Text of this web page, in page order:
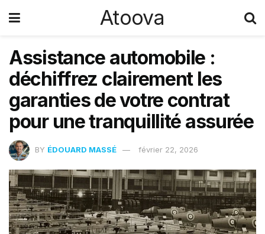
Atoova
Assistance automobile :
déchiffrez clairement les
garanties de votre contrat
pour une tranquillité assurée
BY ÉDOUARD MASSÉ février 22, 2026